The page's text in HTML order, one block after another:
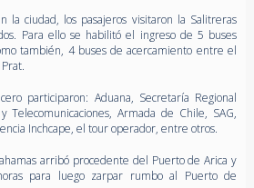
la ciudad, los pasajeros visitaron la Salitreras
Para ello se habilitó el ingreso de 5 buses
también, 4 buses de acercamiento entre el
participaron: Aduana, Secretaría Regional
Telecomunicaciones, Armada de Chile, SAG,
Inchcape, el tour operador, entre otros.
arribó procedente del Puerto de Arica y
para luego zarpar rumbo al Puerto de